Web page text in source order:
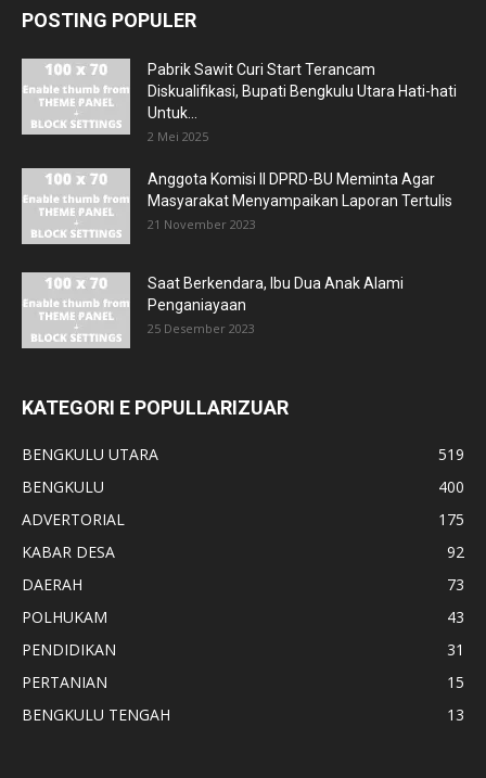
POSTING POPULER
Pabrik Sawit Curi Start Terancam
Diskualifikasi, Bupati Bengkulu Utara Hati-hati
Untuk...
2 Mei 2025
Anggota Komisi II DPRD-BU Meminta Agar
Masyarakat Menyampaikan Laporan Tertulis
21 November 2023
Saat Berkendara, Ibu Dua Anak Alami
Penganiayaan
25 Desember 2023
KATEGORI E POPULLARIZUAR
BENGKULU UTARA
519
BENGKULU
400
ADVERTORIAL
175
KABAR DESA
92
DAERAH
73
POLHUKAM
43
PENDIDIKAN
31
PERTANIAN
15
BENGKULU TENGAH
13